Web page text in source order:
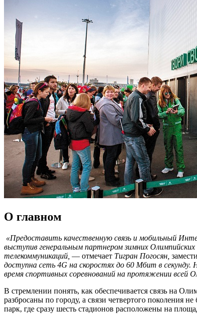
О главном
«Предоставить качественную связь и мобильный
выступив генеральным партнером зимних
телекоммуникаций, — отмечает Тигран Погосян,
доступна сеть 4G на скоростях до 60 Мбит в
время спортивных соревнований на протяжении всей
В стремлении понять, как обеспечивается связь на
разбросаны по городу, а связи четвертого
парк, где сразу шесть стадионов расположены на